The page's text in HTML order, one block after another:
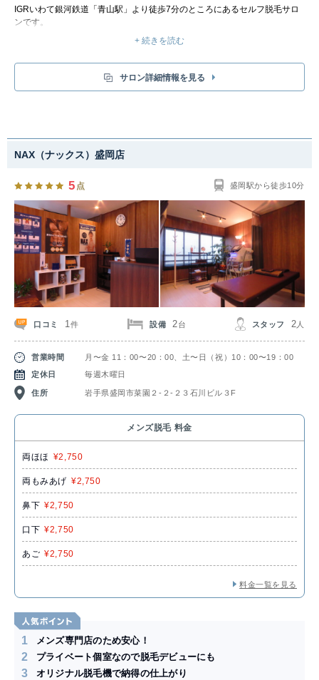
IGRいわて銀河鉄道「青山駅」より徒歩7分のところにあるセルフ脱毛サロ
ンです。
キングスサロンは、お客様ご自身で脱毛機を使って好きな部分を好きなだけ
脱毛していただく、完全セルフサービスのサロンです。完全個室でムダ毛を
メンズ脱毛の料金は、部分脱毛【20分￥3,500】／全身脱毛【50分
をシェアして背中など届かない箇所のケアも可能です。
+ 続きを読む
サロン詳細情報を見る
NAX（ナックス）盛岡店
5 点 盛岡駅から徒歩10分
口コミ 1件 設備 2台 スタッフ 2 人
営業時間
月〜金 11：00〜20：00、土〜日（祝）10：00〜19：00
定休日
毎週木曜日
住所 岩手県盛岡市菜園２-２-２３石川ビル３F
メンズ脱毛 料金
両ほほ ¥2,750
両もみあげ ¥2,750
鼻下 ¥2,750
口下 ¥2,750
あご ¥2,750
料金一覧を見る
1 メンズ専門店のため安心！
2 プライベート個室なので脱毛デビューにも
3 オリジナル脱毛機で納得の仕上がり